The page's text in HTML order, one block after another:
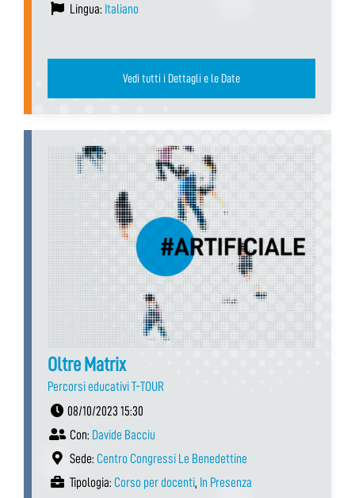
Lingua: Italiano
Vedi tutti i Dettagli e le Date
Oltre Matrix
Percorsi educativi T-TOUR
08/10/2023 15:30
Con: Davide Bacciu
Sede: Centro Congressi Le Benedettine
Tipologia: Corso per docenti, In Presenza